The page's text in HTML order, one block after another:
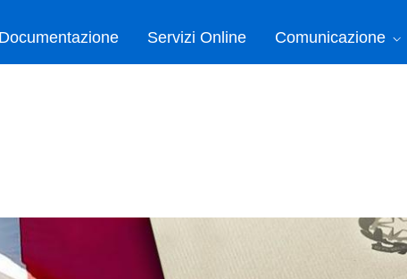
Documentazione Servizi Online Comunicazione